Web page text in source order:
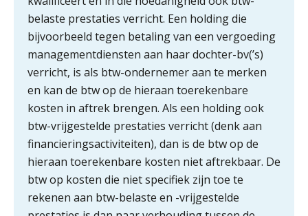
belaste prestaties verricht. Een holding die
bijvoorbeeld tegen betaling van een vergoeding
managementdiensten aan haar dochter-bv(’s)
verricht, is als btw-ondernemer aan te merken
en kan de btw op de hieraan toerekenbare
kosten in aftrek brengen. Als een holding ook
btw-vrijgestelde prestaties verricht (denk aan
financieringsactiviteiten), dan is de btw op de
hieraan toerekenbare kosten niet aftrekbaar. De
btw op kosten die niet specifiek zijn toe te
rekenen aan btw-belaste en -vrijgestelde